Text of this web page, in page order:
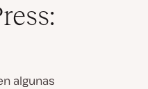
algunas